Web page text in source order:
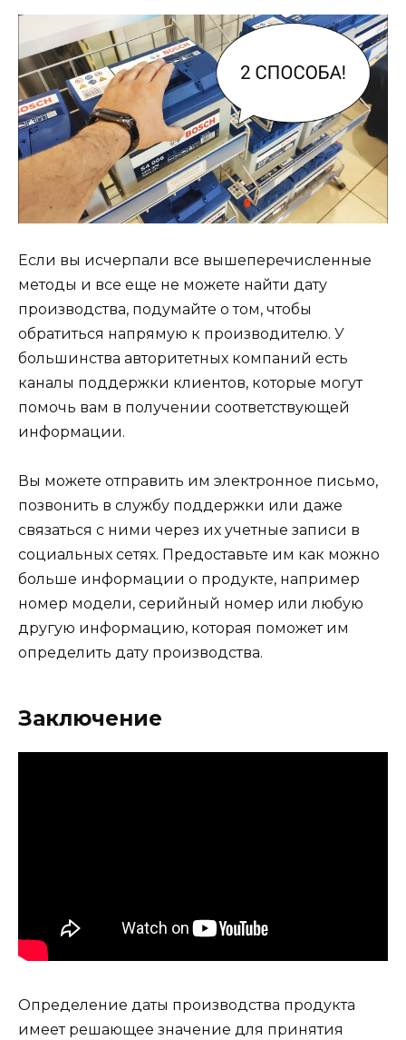
Если вы исчерпали все вышеперечисленные
методы и все еще не можете найти дату
производства, подумайте о том, чтобы
обратиться напрямую к производителю. У
большинства авторитетных компаний есть
каналы поддержки клиентов, которые могут
помочь вам в получении соответствующей
информации.
Вы можете отправить им электронное письмо,
позвонить в службу поддержки или даже
связаться с ними через их учетные записи в
социальных сетях. Предоставьте им как можно
больше информации о продукте, например
номер модели, серийный номер или любую
другую информацию, которая поможет им
определить дату производства.
Заключение
Определение даты производства продукта
имеет решающее значение для принятия